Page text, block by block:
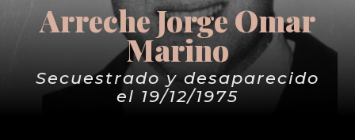
Arreche Jorge Omar
Marino
Secuestrado y desaparecido
el 19/12/1975